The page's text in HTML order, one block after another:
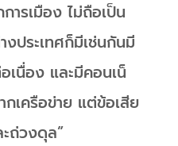
ารเมือง​ ไม่ถือเป็น
งประเทศก็มีเช่นกันมี
เนื่อง​ และมีคอนเน็
เครือข่าย​ แต่ข้อเสีย
ถ่วงดุล”